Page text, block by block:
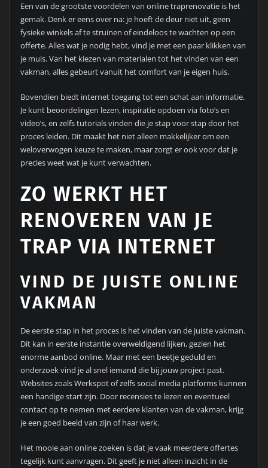
Een van de grootste voordelen van online traprenovatie is het
gemak. Denk er eens over na: je hoeft de deur niet uit, geen
fysieke winkels af te struinen of eindeloos te wachten op een
offerte. Alles wat je nodig hebt, vind je met een paar klikken van
je muis. Van het kiezen van materialen tot het vinden van een
vakman, alles gebeurt vanuit het comfort van je eigen huis.
Bovendien biedt internet toegang tot een schat aan informatie.
Je kunt beoordelingen lezen, inspiratie opdoen via foto’s en
video’s, en zelfs tutorials vinden die je stap voor stap door het
proces leiden. Dit maakt het niet alleen makkelijker om een
weloverwogen keuze te maken, maar zorgt er ook voor dat je
precies weet wat je kunt verwachten.
ZO WERKT HET
RENOVEREN VAN JE
TRAP VIA INTERNET
VIND DE JUISTE ONLINE
VAKMAN
De eerste stap in het proces is het vinden van de juiste vakman.
Dit kan in eerste instantie overweldigend lijken, gezien het
enorme aanbod online. Maar met een beetje geduld en
onderzoek vind je al snel iemand die bij jouw project past.
Websites zoals Werkspot of zelfs social media platforms kunnen
een handige start zijn. Door recensies te lezen en eventueel
contact op te nemen met eerdere klanten van de vakman, krijg
je een goed beeld van zijn of haar werk.
Het mooie aan online zoeken is dat je vaak meerdere offertes
tegelijk kunt aanvragen. Dit geeft je niet alleen inzicht in de